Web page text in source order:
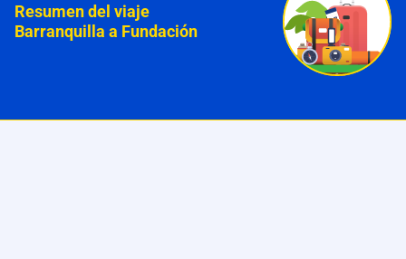
Resumen del viaje
Barranquilla a Fundación